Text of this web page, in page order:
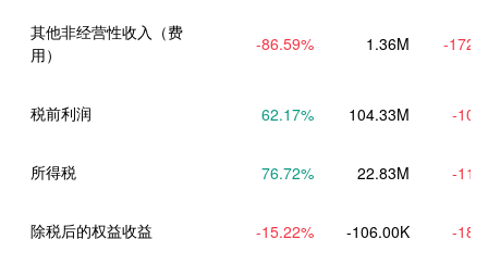
其他非经营性收入（费
用）
-86.59% 1.36M -
税前利润 62.17% 104.33M -
所得税 76.72% 22.83M -
除税后的权益收益 -15.22% -106.00K -